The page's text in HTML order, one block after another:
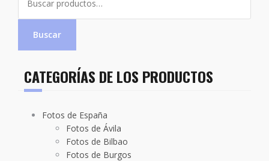
por:
Buscar
CATEGORÍAS DE LOS PRODUCTOS
Fotos de España
Fotos de Ávila
Fotos de Bilbao
Fotos de Burgos